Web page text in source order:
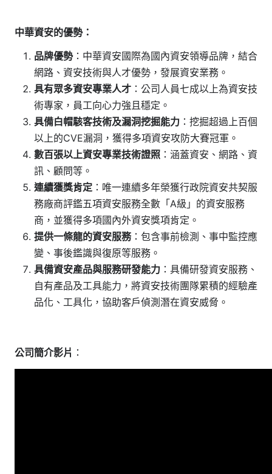
中華資安的優勢：
品牌優勢：中華資安國際為國內資安領導品牌，結合
網路、資安技術與人才優勢，發展資安業務。
具有眾多資安專業人才 ：公司人員七成以上為資安技
術專家，員工向心力強且穩定。
具備白帽駭客技術及漏洞挖掘能力 ：挖掘超過上百個
以上的CVE漏洞，獲得多項資安攻防大賽冠軍。
數百張以上資安專業技術證照 ：涵蓋資安、網路、資
訊、顧問等。
連續獲獎肯定 ：唯一連續多年榮獲行政院資安共契服
務廠商評鑑五項資安服務全數「A級」的資安服務
商，並獲得多項國內外資安獎項肯定。
提供一條龍的資安服務：包含事前檢測、事中監控應
變、事後鑑識與復原等服務。
具備資安產品與服務研發能力 ：具備研發資安服務、
自有產品及工具能力，將資安技術團隊累積的經驗產
品化、工具化，協助客戶偵測潛在資安威脅。
公司簡介影片 ：